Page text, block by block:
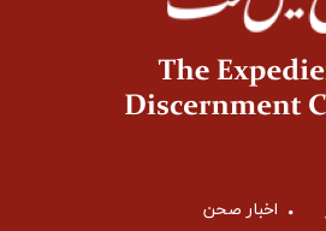
اخبار صحن